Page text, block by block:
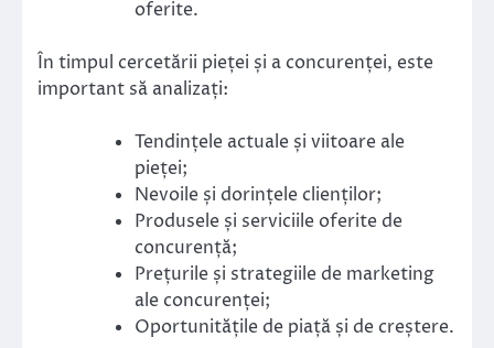
oferite.
În timpul cercetării pieței și a concurenței, este
important să analizați:
Tendințele actuale și viitoare ale
pieței;
Nevoile și dorințele clienților;
Produsele și serviciile oferite de
concurență;
Prețurile și strategiile de marketing
ale concurenței;
Oportunitățile de piață și de creștere.